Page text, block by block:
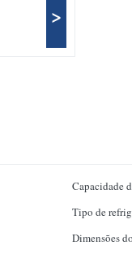
>
Capacidade
Tipo de
Dimensões